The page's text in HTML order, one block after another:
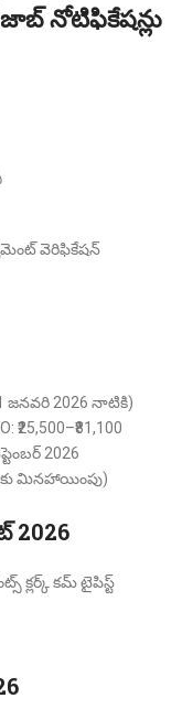
నోటిఫికేషన్లు
వెరిఫికేషన్
జనవరి 2026 నాటికి)
₹25,500–₹81,100
2026
లకు మినహాయింపు)
2026
క్లర్క్ కమ్ టైపిస్ట్